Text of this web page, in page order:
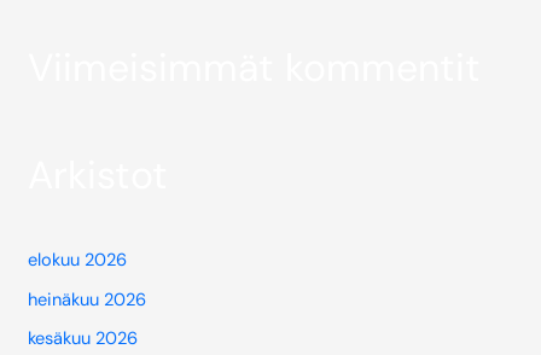
elokuu 2026
heinäkuu 2026
kesäkuu 2026